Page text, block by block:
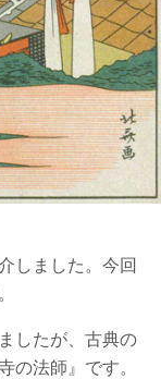
しました。今回
したが、古典の
の法師』です。